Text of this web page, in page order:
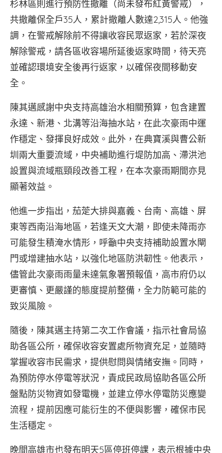
杉林區則進行預防性撤離（尚未發布紅黃警戒），
共撤離保全戶35人，累計撤離人數達2,315人。他強
調，在警戒解除前不得讓收容民眾返家，若於深夜
解除警戒，請各區收容場所延後返家時間，待天亮
並確認環境安全後再行返家，以確保夜間移動安
全。
陳其邁感謝中央支持高雄治水相關預算，包含建置
永達、新港、北溝等沿海抽水站，在此次豪雨中運
作穩定、發揮良好成效。此外，在典寶溪與曹公新
圳兩大重要流域，中央補助進行堤防加高、滯洪池
設置與流域瓶頸段改善工程，在本次豪雨期間亦見
顯著效益。
他進一步指出，茄萣大排與嘉義、台南、高雄、屏
東等西南沿海地區，若逢天文大潮，即使未降雨亦
可能發生積淹水情形，呼籲中央支持補助設置水閘
門或增建抽水站，以強化地區防洪韌性。他表示，
儘管此次豪雨雨量未達氣象署預報值，高市府仍以
更審慎、更嚴謹的態度提前整備，全力防範可能的
致災風險。
隨後，陳其邁主持第二次工作會議，指示社會局協
助各區公所，確保收容安置處所物資充足，並隨時
掌握收容市民需求，提供慰問與情緒安撫。同時，
為預防停水停電等狀況，責成民政局協助各區公所
盤點防災物資如發電機，並建立停水停電防災應變
流程，提前因應可能衍生的不便與影響，確保市民
生活穩定。
晚間高雄市也發布明天5區停班停課，表示根據中央